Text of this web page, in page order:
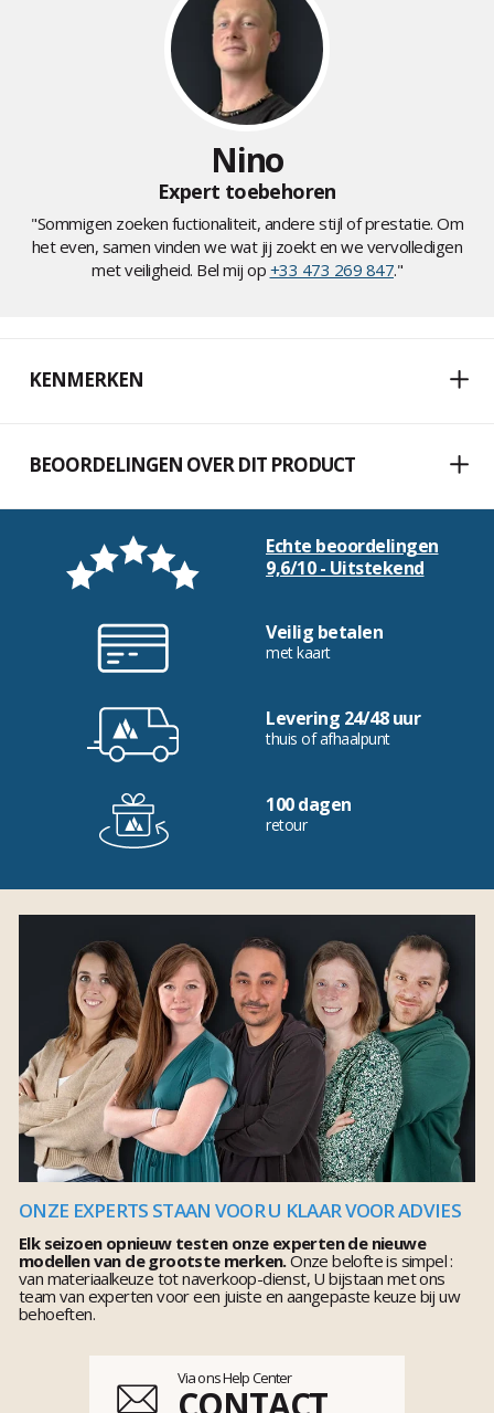
Nino
Expert toebehoren
"Sommigen zoeken fuctionaliteit, andere stijl of prestatie. Om
het even, samen vinden we wat jij zoekt en we vervolledigen
met veiligheid. Bel mij op +33 473 269 847."
KENMERKEN
BEOORDELINGEN OVER DIT PRODUCT
Echte beoordelingen
9,6/10 - Uitstekend
Veilig betalen
met kaart
Levering 24/48 uur
thuis of afhaalpunt
100 dagen
retour
ONZE EXPERTS STAAN VOOR U KLAAR VOOR ADVIES
Elk seizoen opnieuw testen onze experten de nieuwe
modellen van de grootste merken.Onze belofte is simpel :
van materiaalkeuze tot naverkoop-dienst, U bijstaan met ons
team van experten voor een juiste en aangepaste keuze bij uw
behoeften.
Via ons Help Center